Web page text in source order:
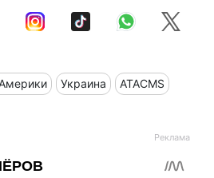
Украина ATACMS